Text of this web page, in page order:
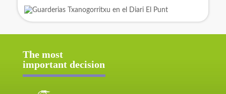
The most
important decision